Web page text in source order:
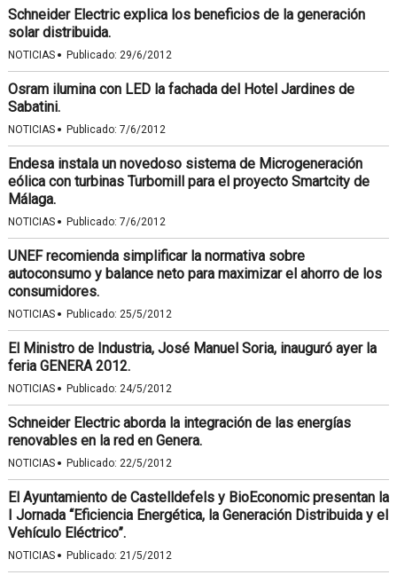
Schneider Electric explica los beneficios de la generación
solar distribuida.
NOTICIAS · Publicado: 29/6/2012
Osram ilumina con LED la fachada del Hotel Jardines de
Sabatini.
NOTICIAS · Publicado: 7/6/2012
Endesa instala un novedoso sistema de Microgeneración
eólica con turbinas Turbomill para el proyecto Smartcity de
Málaga.
NOTICIAS · Publicado: 7/6/2012
UNEF recomienda simplificar la normativa sobre
autoconsumo y balance neto para maximizar el ahorro de los
consumidores.
NOTICIAS · Publicado: 25/5/2012
El Ministro de Industria, José Manuel Soria, inauguró ayer la
feria GENERA 2012.
NOTICIAS · Publicado: 24/5/2012
Schneider Electric aborda la integración de las energías
renovables en la red en Genera.
NOTICIAS · Publicado: 22/5/2012
El Ayuntamiento de Castelldefels y BioEconomic presentan la
I Jornada “Eficiencia Energética, la Generación Distribuida y el
Vehículo Eléctrico”.
NOTICIAS · Publicado: 21/5/2012